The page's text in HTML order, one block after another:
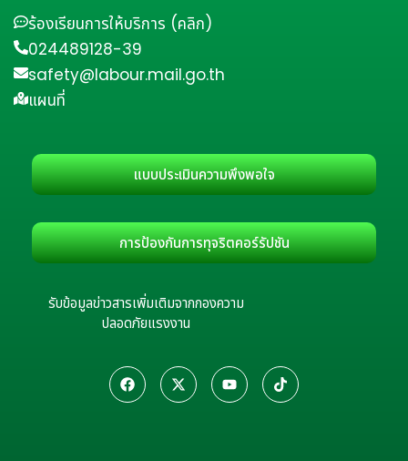
ร้องเรียนการให้บริการ (คลิก)
024489128-39
safety@labour.mail.go.th
แผนที่
แบบประเมินความพึงพอใจ
การป้องกันการทุจริตคอร์รัปชัน
รับข้อมูลข่าวสารเพิ่มเติมจากกองความ
ปลอดภัยแรงงาน